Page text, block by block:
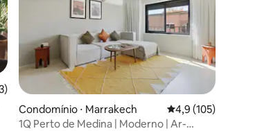
avaliação média de 5, 163 avaliações
Condomínio ⋅ Marrakech 4,9 de uma avaliação
4,9 (105)
1Q Perto de Medina | Moderno | Ar-